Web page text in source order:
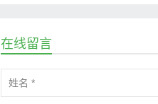
在线留言